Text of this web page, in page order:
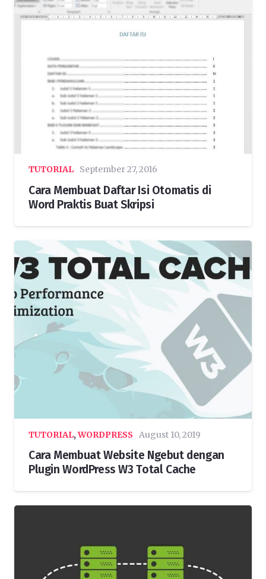
TUTORIAL September 27, 2016
Cara Membuat Daftar Isi Otomatis di
Word Praktis Buat Skripsi
TUTORIAL,WORDPRESS August 10, 2019
Cara Membuat Website Ngebut dengan
Plugin WordPress W3 Total Cache